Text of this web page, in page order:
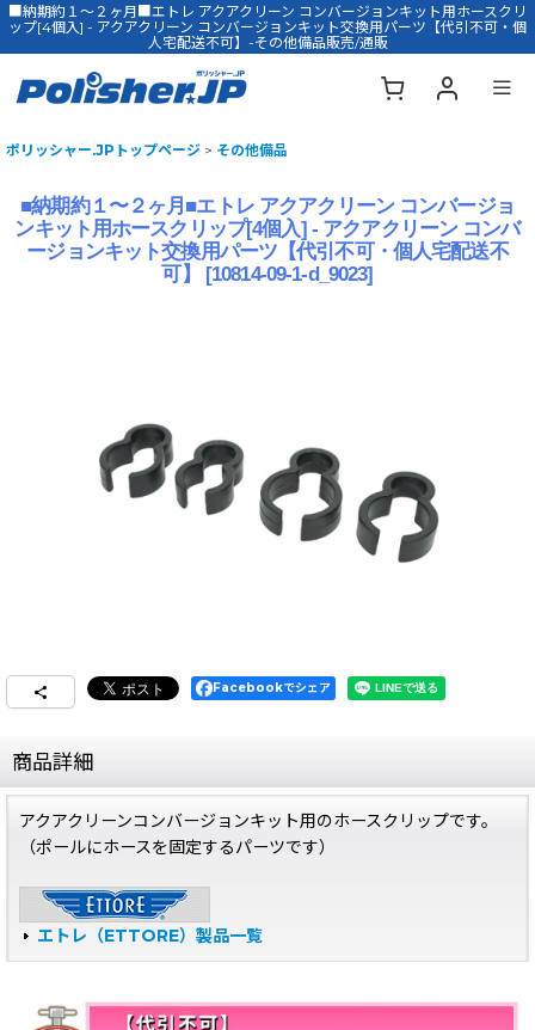
■納期約１〜２ヶ月■エトレ アクアクリーン コンバージョンキット用ホースクリ
ップ[4個入] - アクアクリーン コンバージョンキット交換用パーツ【代引不可・個
人宅配送不可】-その他備品販売/通販
ポリッシャー.JPトップページ > その他備品
■納期約１〜２ヶ月■エトレ アクアクリーン コンバージョ
ンキット用ホースクリップ[4個入] - アクアクリーン コンバ
ージョンキット交換用パーツ【代引不可・個人宅配送不
可】
[10814-09-1-d_9023]
Facebookでシェア
商品詳細
アクアクリーンコンバージョンキット用のホースクリップです。
（ポールにホースを固定するパーツです）
エトレ（ETTORE）製品一覧